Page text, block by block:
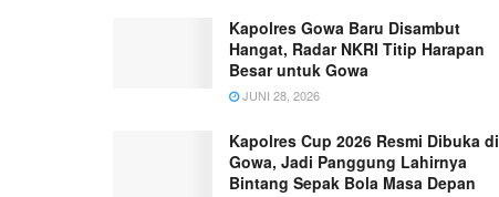
Kapolres Gowa Baru Disambut
Hangat, Radar NKRI Titip Harapan
Besar untuk Gowa
JUNI 28, 2026
Kapolres Cup 2026 Resmi Dibuka di
Gowa, Jadi Panggung Lahirnya
Bintang Sepak Bola Masa Depan